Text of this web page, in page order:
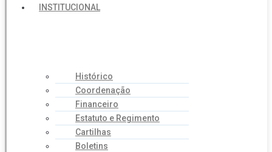
INSTITUCIONAL
Histórico
Coordenação
Financeiro
Estatuto e Regimento
Cartilhas
Boletins